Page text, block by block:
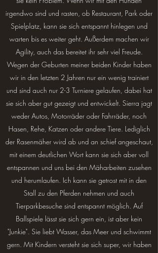
irgendwo sind und rasten, ob Restaurant, Park oder
Spielplatz, kann sie sich entspannt hinlegen und
warten bis es weiter geht. Außerdem machen wir
Agility, auch das bereitet ihr sehr viel Freude.
Wegen der Geburten meiner beiden Kinder haben
wir in den letzten 2 Jahren nur ein wenig trainiert
und sind auch nur 2-3 Turniere gelaufen, dabei hat
sie sich aber gut gezeigt und entwickelt. Sierra jagt
weder Autos, Motorräder oder Fahrräder, noch
Hasen, Rehe, Katzen oder andere Tiere. Lediglich
der Rasenmäher wird ab und an schief angeschaut,
mit einem deutlichen Wort kann sie sich aber voll
entspannen und uns bei den Mäharbeiten zusehen
und herumlaufen. Ich kann sie getrost mit in den
Stall zu den Pferden nehmen und auch
Tierparkbesuche sind entspannt möglich. Auf
Ballspiele lässt sie sich gern ein, ist aber kein
"Junkie". Sie liebt Wasser, das Meer und schwimmt
gern. Mit Kindern versteht sie sich super, wir haben